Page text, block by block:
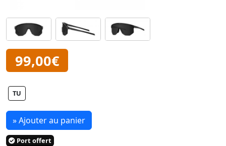
99,00€
TU
» Ajouter au panier
Port offert